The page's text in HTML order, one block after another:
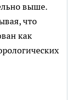
выше.
что
как